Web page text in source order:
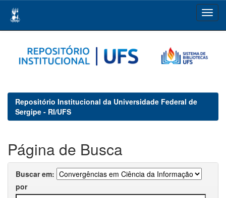
navigation
Repositório Institucional da Universidade Federal de
Sergipe - RI/UFS
Página de Busca
Buscar em:
por